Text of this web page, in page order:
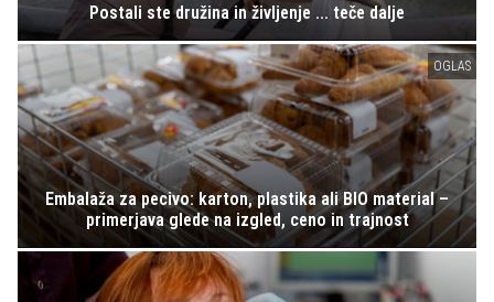
Postali ste družina in življenje ... teče dalje
OGLAS
Embalaža za pecivo: karton, plastika ali BIO material –
primerjava glede na izgled, ceno in trajnost